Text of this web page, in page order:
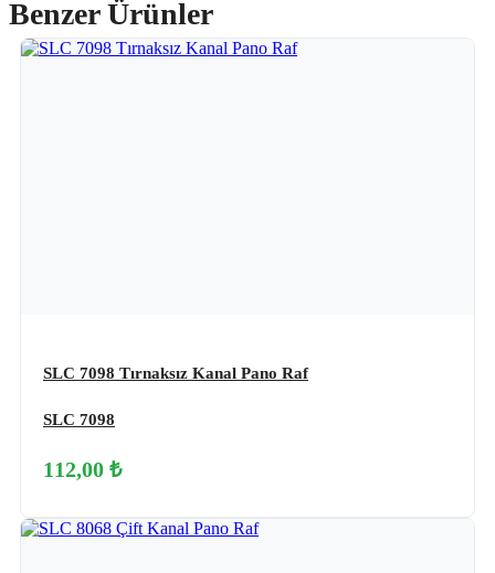
Benzer Ürünler
SLC 7098 Tırnaksız Kanal Pano Raf
SLC 7098
112,00 ₺